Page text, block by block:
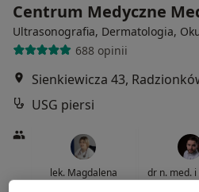
Centrum Medyczne
Ultrasonografia, Dermatologia,
688 opinii
Sienkiewicza 43,
USG piersi
lek. Magdalena
dr n. med. i